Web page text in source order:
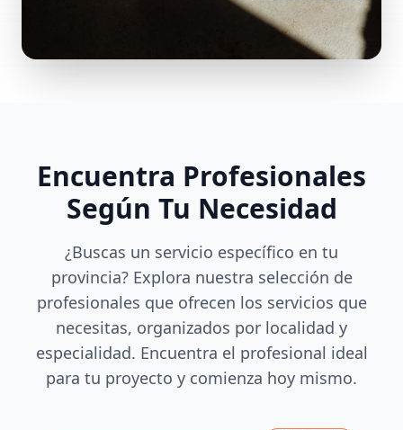
Encuentra Profesionales
Según Tu Necesidad
¿Buscas un servicio específico en tu
provincia? Explora nuestra selección de
profesionales que ofrecen los servicios que
necesitas, organizados por localidad y
especialidad. Encuentra el profesional ideal
para tu proyecto y comienza hoy mismo.